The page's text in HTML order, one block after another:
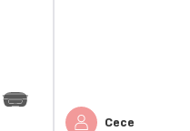
Cece